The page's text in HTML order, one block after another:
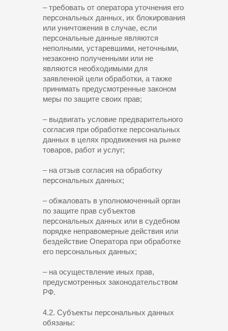
– требовать от оператора уточнения его
персональных данных, их блокирования
или уничтожения в случае, если
персональные данные являются
неполными, устаревшими, неточными,
незаконно полученными или не
являются необходимыми для
заявленной цели обработки, а также
принимать предусмотренные законом
меры по защите своих прав;
– выдвигать условие предварительного
согласия при обработке персональных
данных в целях продвижения на рынке
товаров, работ и услуг;
– на отзыв согласия на обработку
персональных данных;
– обжаловать в уполномоченный орган
по защите прав субъектов
персональных данных или в судебном
порядке неправомерные действия или
бездействие Оператора при обработке
его персональных данных;
– на осуществление иных прав,
предусмотренных законодательством
РФ.
4.2. Субъекты персональных данных
обязаны: